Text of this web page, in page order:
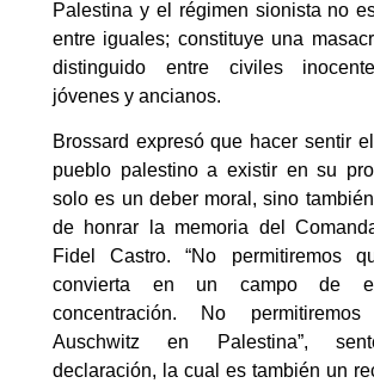
Palestina y el régimen sionista no
entre iguales; constituye una
distinguido entre civiles
jóvenes y ancianos.
Brossard expresó que hacer sentir
pueblo palestino a existir en su
solo es un deber moral, sino
de honrar la memoria del
Fidel Castro. “No permitiremos
convierta en un campo de
concentración. No
Auschwitz en Palestina”,
declaración, la cual es también un